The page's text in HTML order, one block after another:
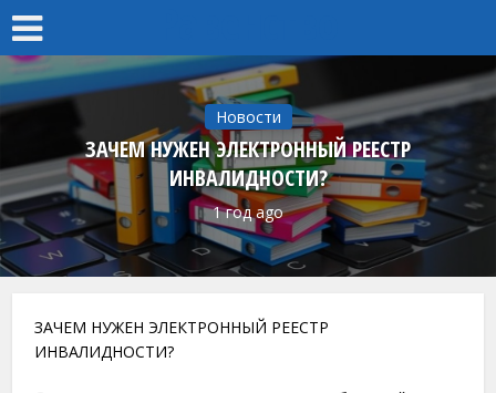
Новости
ЗАЧЕМ НУЖЕН ЭЛЕКТРОННЫЙ РЕЕСТР
ИНВАЛИДНОСТИ?
1 год ago
ЗАЧЕМ НУЖЕН ЭЛЕКТРОННЫЙ РЕЕСТР
ИНВАЛИДНОСТИ?